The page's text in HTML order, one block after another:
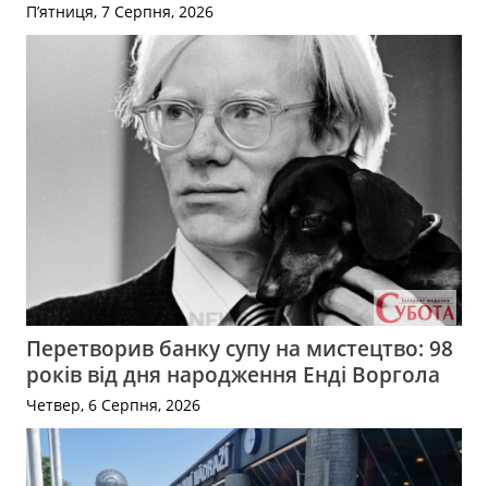
П’ятниця, 7 Серпня, 2026
Перетворив банку супу на мистецтво: 98
років від дня народження Енді Воргола
Четвер, 6 Серпня, 2026